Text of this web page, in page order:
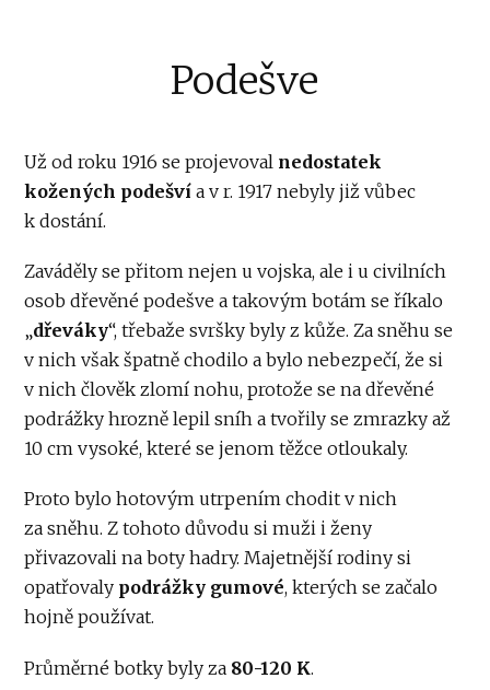
Podešve
Už od roku 1916 se projevoval nedostatek
kožených podešví a v r. 1917 nebyly již vůbec
k dostání.
Zaváděly se přitom nejen u vojska, ale i u civilních
osob dřevěné podešve a takovým botám se říkalo
„dřeváky“, třebaže svršky byly z kůže. Za sněhu se
v nich však špatně chodilo a bylo nebezpečí, že si
v nich člověk zlomí nohu, protože se na dřevěné
podrážky hrozně lepil sníh a tvořily se zmrazky až
10 cm vysoké, které se jenom těžce otloukaly.
Proto bylo hotovým utrpením chodit v nich
za sněhu. Z tohoto důvodu si muži i ženy
přivazovali na boty hadry. Majetnější rodiny si
opatřovaly podrážky gumové, kterých se začalo
hojně používat.
Průměrné botky byly za 80-120 K.